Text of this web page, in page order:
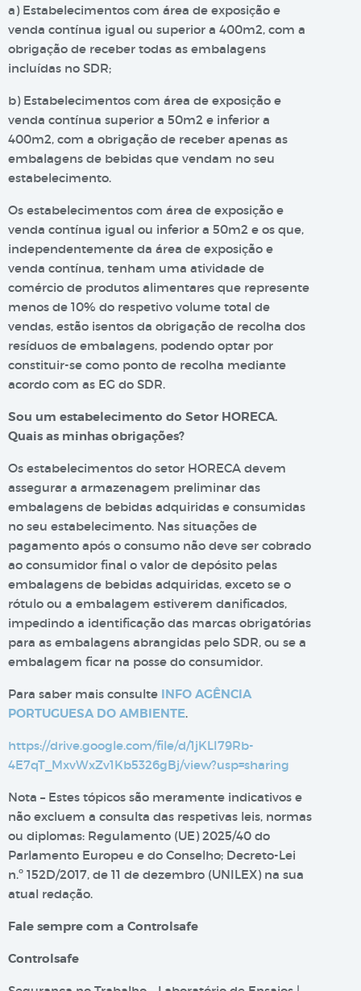
a) Estabelecimentos com área de exposição e
venda contínua igual ou superior a 400m2, com a
obrigação de receber todas as embalagens
incluídas no SDR;
b) Estabelecimentos com área de exposição e
venda contínua superior a 50m2 e inferior a
400m2, com a obrigação de receber apenas as
embalagens de bebidas que vendam no seu
estabelecimento.
Os estabelecimentos com área de exposição e
venda contínua igual ou inferior a 50m2 e os que,
independentemente da área de exposição e
venda contínua, tenham uma atividade de
comércio de produtos alimentares que represente
menos de 10% do respetivo volume total de
vendas, estão isentos da obrigação de recolha dos
resíduos de embalagens, podendo optar por
constituir-se como ponto de recolha mediante
acordo com as EG do SDR.
Sou um estabelecimento do Setor HORECA.
Quais as minhas obrigações?
Os estabelecimentos do setor HORECA devem
assegurar a armazenagem preliminar das
embalagens de bebidas adquiridas e consumidas
no seu estabelecimento. Nas situações de
pagamento após o consumo não deve ser cobrado
ao consumidor final o valor de depósito pelas
embalagens de bebidas adquiridas, exceto se o
rótulo ou a embalagem estiverem danificados,
impedindo a identificação das marcas obrigatórias
para as embalagens abrangidas pelo SDR, ou se a
embalagem ficar na posse do consumidor.
Para saber mais consulte INFO AGÊNCIA
PORTUGUESA DO AMBIENTE.
https://drive.google.com/file/d/1jKLI79Rb-
4E7qT_MxvWxZv1Kb5326gBj/view?usp=sharing
Nota – Estes tópicos são meramente indicativos e
não excluem a consulta das respetivas leis, normas
ou diplomas: Regulamento (UE) 2025/40 do
Parlamento Europeu e do Conselho; Decreto-Lei
n.º 152D/2017, de 11 de dezembro (UNILEX) na sua
atual redação.
Fale sempre com a Controlsafe
Controlsafe